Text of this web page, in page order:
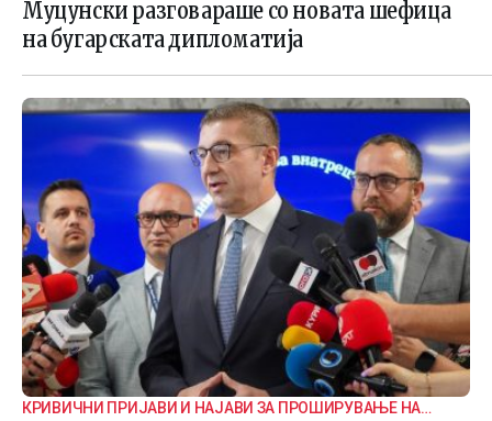
Муцунски разговараше со новата шефица
на бугарската дипломатија
КРИВИЧНИ ПРИЈАВИ И НАЈАВИ ЗА ПРОШИРУВАЊЕ НА